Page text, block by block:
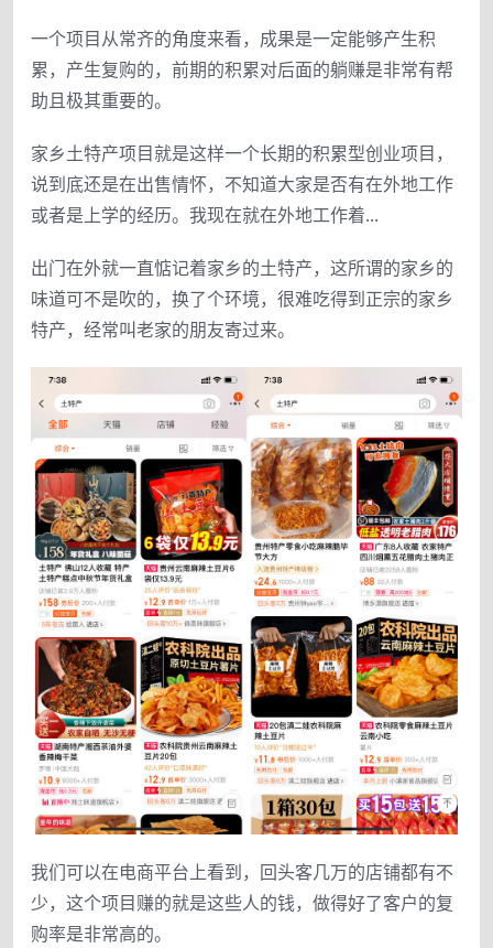
一个项目从常齐的角度来看，成果是一定能够产生积
累，产生复购的，前期的积累对后面的躺赚是非常有帮
助且极其重要的。
家乡土特产项目就是这样一个长期的积累型创业项目，
说到底还是在出售情怀，不知道大家是否有在外地工作
或者是上学的经历。我现在就在外地工作着...
出门在外就一直惦记着家乡的土特产，这所谓的家乡的
味道可不是吹的，换了个环境，很难吃得到正宗的家乡
特产，经常叫老家的朋友寄过来。
我们可以在电商平台上看到，回头客几万的店铺都有不
少，这个项目赚的就是这些人的钱，做得好了客户的复
购率是非常高的。